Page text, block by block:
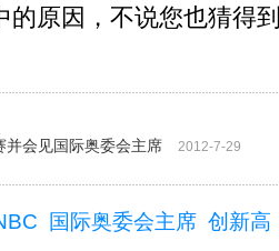
的原因，不说您也猜得
并会见国际奥委会主席
2012-7-29
国际奥委会主席 创新高